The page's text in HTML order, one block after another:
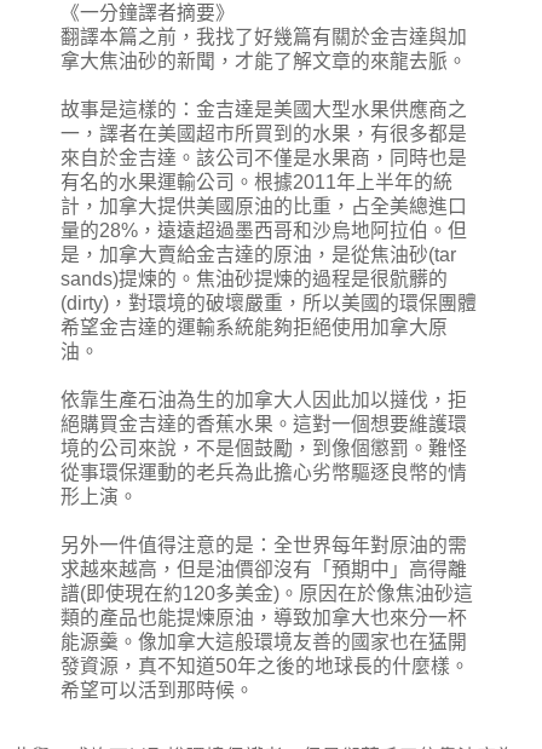
《一分鐘譯者摘要》
翻譯本篇之前，我找了好幾篇有關於金吉達與加
拿大焦油砂的新聞，才能了解文章的來龍去脈。
故事是這樣的：金吉達是美國大型水果供應商之
一，譯者在美國超市所買到的水果，有很多都是
來自於金吉達。該公司不僅是水果商，同時也是
有名的水果運輸公司。根據2011年上半年的統
計，加拿大提供美國原油的比重，占全美總進口
量的28%，遠遠超過墨西哥和沙烏地阿拉伯。但
是，加拿大賣給金吉達的原油，是從焦油砂(tar
sands)提煉的。焦油砂提煉的過程是很骯髒的
(dirty)，對環境的破壞嚴重，所以美國的環保團體
希望金吉達的運輸系統能夠拒絕使用加拿大原
油。
依靠生產石油為生的加拿大人因此加以撻伐，拒
絕購買金吉達的香蕉水果。這對一個想要維護環
境的公司來說，不是個鼓勵，到像個懲罰。難怪
從事環保運動的老兵為此擔心劣幣驅逐良幣的情
形上演。
另外一件值得注意的是：全世界每年對原油的需
求越來越高，但是油價卻沒有「預期中」高得離
譜(即使現在約120多美金)。原因在於像焦油砂這
類的產品也能提煉原油，導致加拿大也來分一杯
能源羹。像加拿大這般環境友善的國家也在猛開
發資源，真不知道50年之後的地球長的什麼樣。
希望可以活到那時候。